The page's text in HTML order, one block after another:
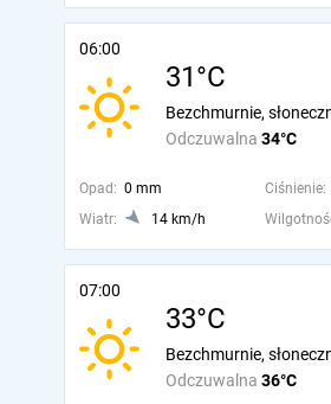
06:00
31°C
Odczuwalna 34°C
Bezchmurnie,
Opad: 0 mm Ciśnienie:
Wiatr:
14 km/h
07:00
33°C
Odczuwalna 36°C
Bezchmurnie,